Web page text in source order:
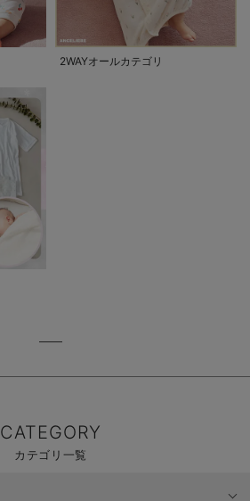
2WAYオールカテゴリ
CATEGORY
カテゴリ一覧